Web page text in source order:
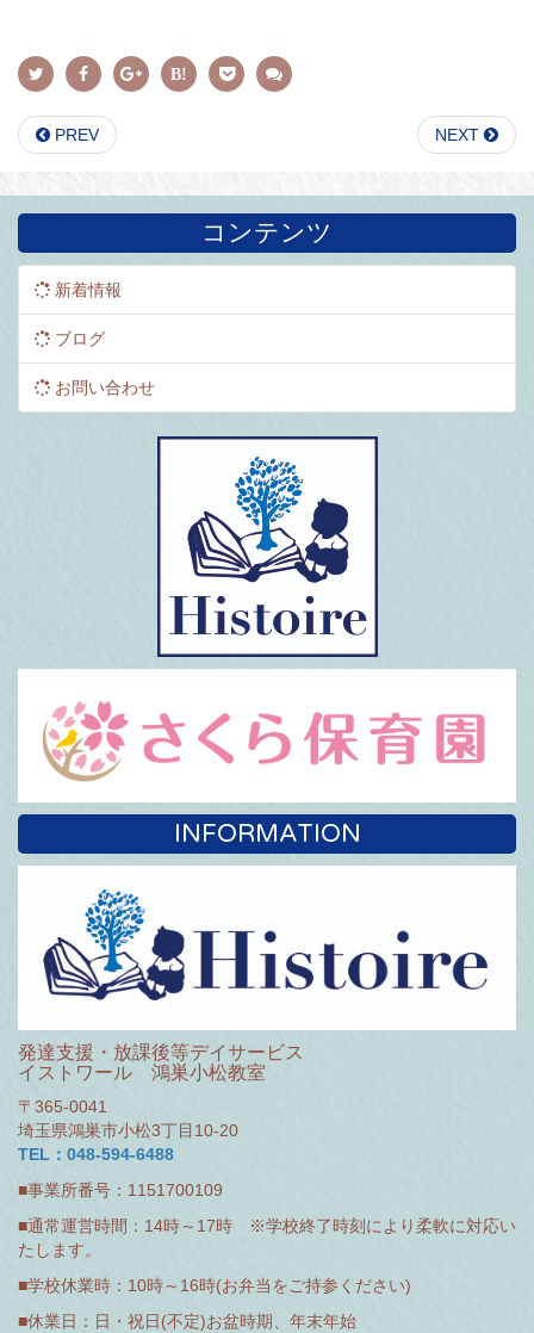
PREV NEXT
コンテンツ
新着情報
ブログ
お問い合わせ
INFORMATION
発達支援・放課後等デイサービス
イストワール 鴻巣小松教室
〒365-0041
埼玉県鴻巣市小松3丁目10-20
TEL：048-594-6488
■事業所番号：1151700109
■通常運営時間：14時～17時 ※学校終了時刻により柔軟に対応い
たします。
■学校休業時：10時～16時(お弁当をご持参ください)
■休業日：日・祝日(不定)お盆時期、年末年始